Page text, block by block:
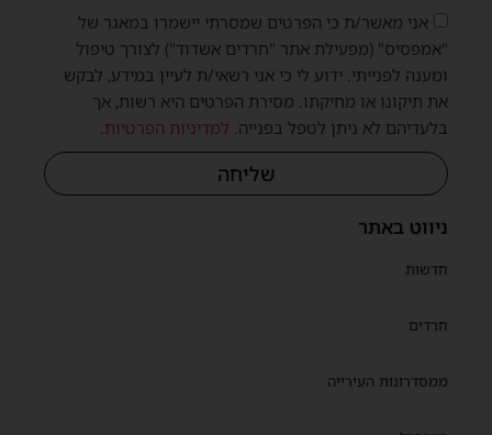
ניווט באתר
חדשות
חרדים
ממסדרונות העירייה
אני מאשר/ת כי הפרטים שמסרתי יישמרו במאגר של
"אמפסיס" (מפעילת אתר "חרדים אשדוד") לצורך טיפול
ומענה לפנייתי. ידוע לי כי אני רשאי/ת לעיין במידע, לבקש
את תיקונו או מחיקתו. מסירת הפרטים היא רשות, אך
בלעדיהם לא ניתן לטפל בפנייה. למדיניות הפרטיות.
שליחה